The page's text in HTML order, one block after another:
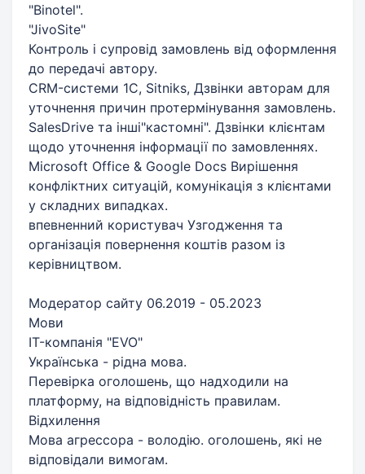
"Binotel".
"JivoSite"
Контроль і супровід замовлень від оформлення
до передачі автору.
CRM-системи 1С, Sitniks, Дзвінки авторам для
уточнення причин протермінування замовлень.
SalesDrive та інші"кастомні". Дзвінки клієнтам
щодо уточнення інформації по замовленнях.
Microsoft Office & Google Docs Вирішення
конфліктних ситуацій, комунікація з клієнтами
у складних випадках.
впевненний користувач Узгодження та
організація повернення коштів разом із
керівництвом.
Модератор сайту 06.2019 - 05.2023
Мови
ІT-компанія "EVO"
Українська - рідна мова.
Перевірка оголошень, що надходили на
платформу, на відповідність правилам.
Відхилення
Мова агрессора - володію. оголошень, які не
відповідали вимогам.